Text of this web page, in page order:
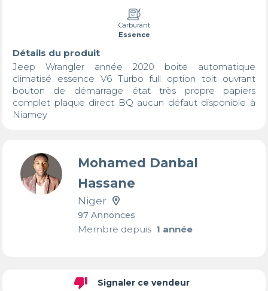
Carburant
Essence
Détails du produit
Jeep Wrangler année 2020 boite automatique
climatisé essence V6 Turbo full option toit ouvrant
bouton de démarrage état très propre papiers
complet plaque direct BQ aucun défaut disponible à
Mohamed Danbal
Hassane
Niger
97 Annonces
Membre depuis1 année
thumb_down Signaler ce vendeur